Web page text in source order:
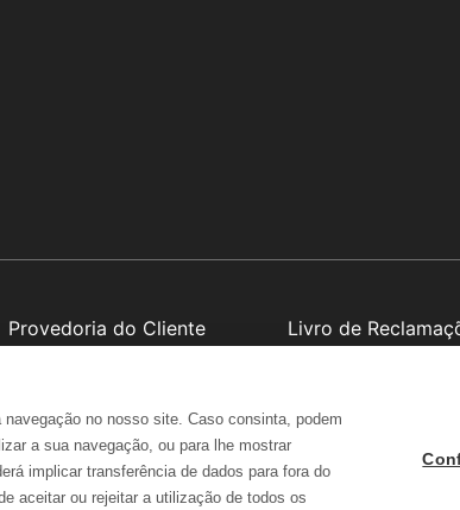
Provedoria do Cliente Livro de
Apoio ao cliente - 268
Segunda a Sexta (exceto feriados) das 09h
Chamada para rede fixa
no nosso site. Caso consinta, podem
a sua navegação, ou para lhe mostrar
implicar transferência de dados para fora do
aceitar ou rejeitar a utilização de todos os